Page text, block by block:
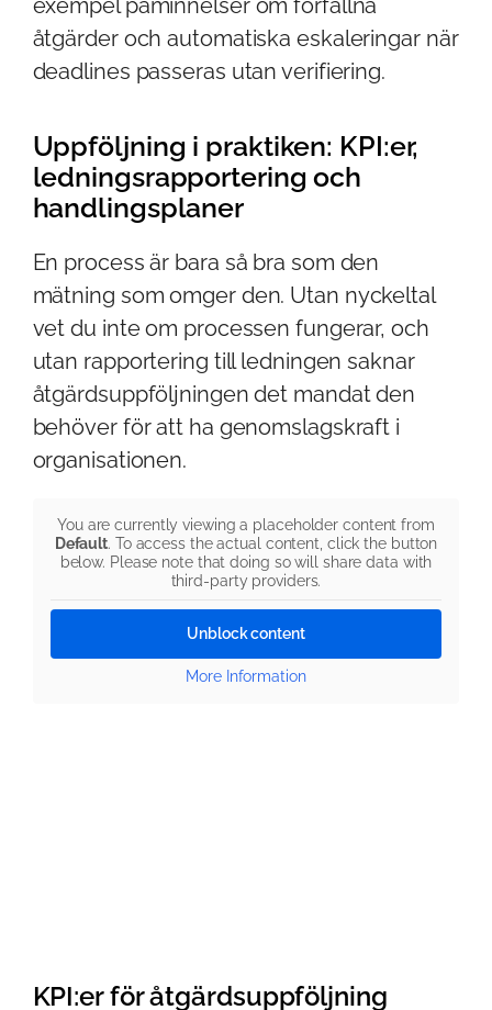
åtgärder och automatiska eskaleringar när
deadlines passeras utan verifiering.
Uppföljning i praktiken: KPI:er,
ledningsrapportering och
handlingsplaner
En process är bara så bra som den
mätning som omger den. Utan nyckeltal
vet du inte om processen fungerar, och
utan rapportering till ledningen saknar
åtgärdsuppföljningen det mandat den
behöver för att ha genomslagskraft i
organisationen.
You are currently viewing a placeholder content from
Default. To access the actual content, click the button
below. Please note that doing so will share data with
third-party providers.
Unblock content
More Information
KPI:er för åtgärdsuppföljning